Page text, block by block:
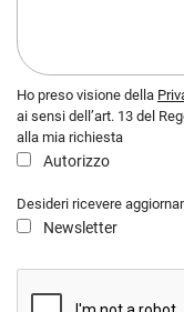
Ho preso visione della
ai sensi dell’art. 13 del
alla mia richiesta
Autorizzo
Desideri ricevere
Newsletter